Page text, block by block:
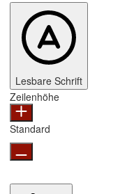
Lesbare Schrift
Zeilenhöhe
Standard